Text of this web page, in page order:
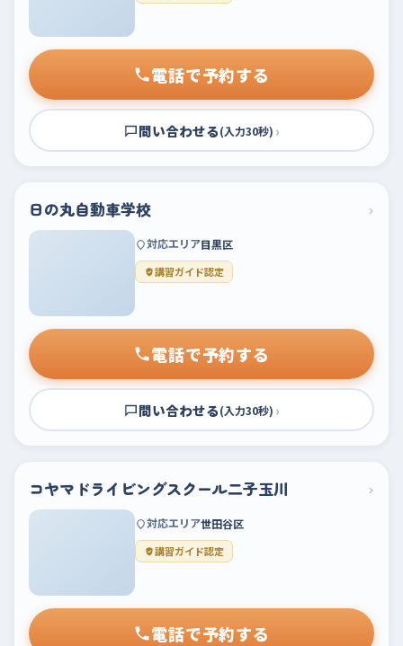
電話で予約する
問い合わせる(入力30秒) ›
日の丸自動車学校 ›
対応エリア目黒区
講習ガイド認定
電話で予約する
問い合わせる(入力30秒) ›
コヤマドライビングスクール二子玉川 ›
対応エリア世田谷区
講習ガイド認定
電話で予約する